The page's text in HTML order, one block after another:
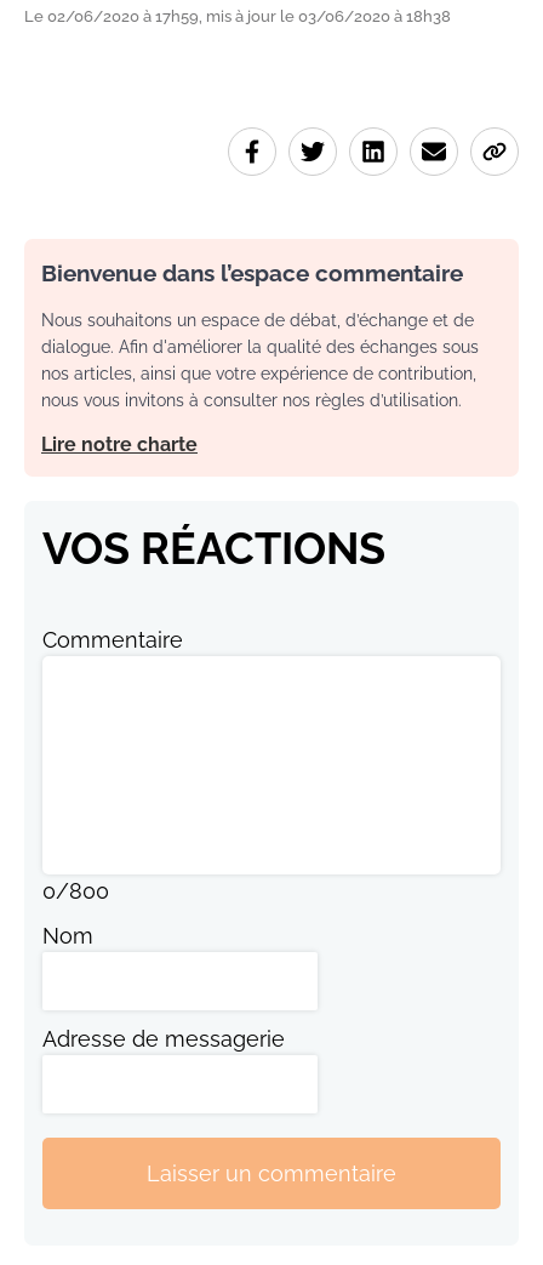
Le 02/06/2020 à 17h59, mis à jour le 03/06/2020 à 18h38
Bienvenue dans l’espace commentaire
Nous souhaitons un espace de débat, d’échange et de
dialogue. Afin d'améliorer la qualité des échanges sous
nos articles, ainsi que votre expérience de contribution,
nous vous invitons à consulter nos règles d’utilisation.
Lire notre charte
VOS RÉACTIONS
Commentaire
0/800
Nom
Adresse de messagerie
Laisser un commentaire